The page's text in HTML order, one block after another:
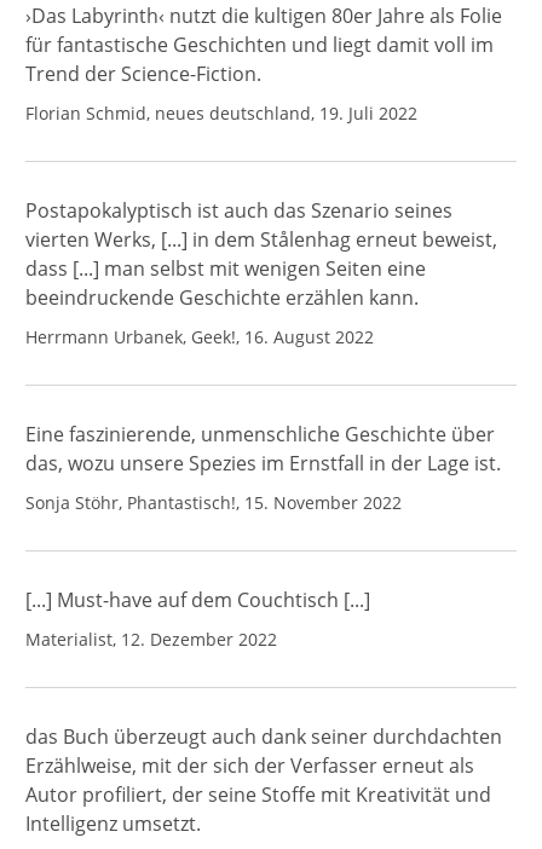
›Das Labyrinth‹ nutzt die kultigen 80er Jahre als Folie
für fantastische Geschichten und liegt damit voll im
Trend der Science-Fiction.
Florian Schmid, neues deutschland, 19. Juli 2022
Postapokalyptisch ist auch das Szenario seines
vierten Werks, [...] in dem Stålenhag erneut beweist,
dass [...] man selbst mit wenigen Seiten eine
beeindruckende Geschichte erzählen kann.
Herrmann Urbanek, Geek!, 16. August 2022
Eine faszinierende, unmenschliche Geschichte über
das, wozu unsere Spezies im Ernstfall in der Lage ist.
Sonja Stöhr, Phantastisch!, 15. November 2022
[...] Must-have auf dem Couchtisch [...]
Materialist, 12. Dezember 2022
das Buch überzeugt auch dank seiner durchdachten
Erzählweise, mit der sich der Verfasser erneut als
Autor profiliert, der seine Stoffe mit Kreativität und
Intelligenz umsetzt.